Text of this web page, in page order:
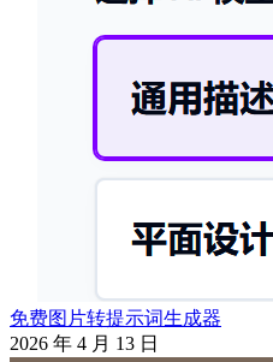
免费图片转提示词生成器
2026 年 4 月 13 日